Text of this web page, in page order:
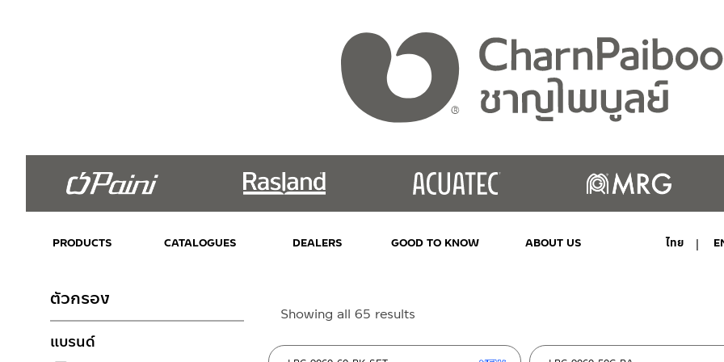
PRODUCTS CATALOGUES DEALERS GOOD TO KNOW ABOUT US ไทย
Showing all 65 results
latest
ตัวกรอง
แบรนด์